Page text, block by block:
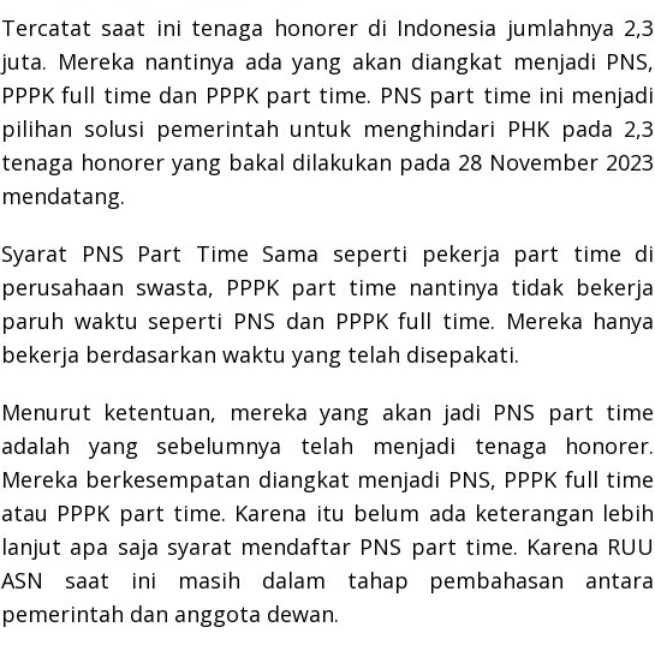
Tercatat saat ini tenaga honorer di Indonesia jumlahnya 2,3
juta. Mereka nantinya ada yang akan diangkat menjadi PNS,
PPPK full time dan PPPK part time. PNS part time ini menjadi
pilihan solusi pemerintah untuk menghindari PHK pada 2,3
tenaga honorer yang bakal dilakukan pada 28 November 2023
mendatang.
Syarat PNS Part Time Sama seperti pekerja part time di
perusahaan swasta, PPPK part time nantinya tidak bekerja
paruh waktu seperti PNS dan PPPK full time. Mereka hanya
bekerja berdasarkan waktu yang telah disepakati.
Menurut ketentuan, mereka yang akan jadi PNS part time
adalah yang sebelumnya telah menjadi tenaga honorer.
Mereka berkesempatan diangkat menjadi PNS, PPPK full time
atau PPPK part time. Karena itu belum ada keterangan lebih
lanjut apa saja syarat mendaftar PNS part time. Karena RUU
ASN saat ini masih dalam tahap pembahasan antara
pemerintah dan anggota dewan.